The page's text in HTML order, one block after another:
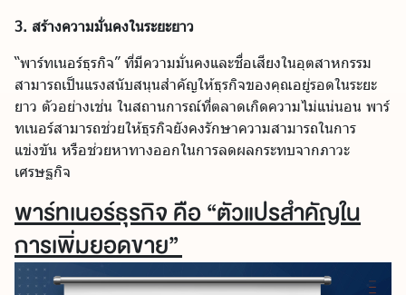
3. สร้างความมั่นคงในระยะยาว
“พาร์ทเนอร์ธุรกิจ” ที่มีความมั่นคงและชื่อเสียงในอุตสาหกรรม
สามารถเป็นแรงสนับสนุนสำคัญให้ธุรกิจของคุณอยู่รอดในระยะ
ยาว ตัวอย่างเช่น ในสถานการณ์ที่ตลาดเกิดความไม่แน่นอน พาร์
ทเนอร์สามารถช่วยให้ธุรกิจยังคงรักษาความสามารถในการ
แข่งขัน หรือช่วยหาทางออกในการลดผลกระทบจากภาวะ
เศรษฐกิจ
พาร์ทเนอร์ธุรกิจ คือ “ตัวแปรสำคัญใน
การเพิ่มยอดขาย”